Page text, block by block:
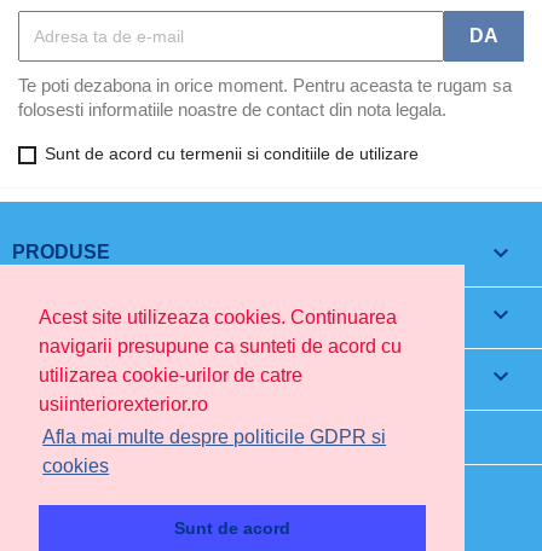
Acest site utilizeaza cookies. Continuarea
navigarii presupune ca sunteti de acord cu
utilizarea cookie-urilor de catre
usiinteriorexterior.ro
Afla mai multe despre politicile GDPR si
cookies
Sunt de acord
Te poti dezabona in orice moment. Pentru aceasta te rugam sa
folosesti informatiile noastre de contact din nota legala.
Sunt de acord cu termenii si conditiile de utilizare
PRODUSE 
FIRMA NOASTRA 
CONTUL TAU 
INFORMATIILE MAGAZINULUI